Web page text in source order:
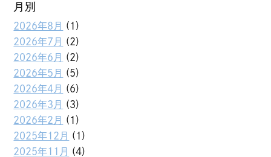
月別
2026年8月
(1)
2026年7月
(2)
2026年6月
(2)
2026年5月
(5)
2026年4月
(6)
2026年3月
(3)
2026年2月
(1)
2025年12月
(1)
2025年11月
(4)